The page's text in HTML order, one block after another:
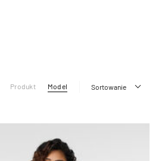
Produkt Model Sortowanie